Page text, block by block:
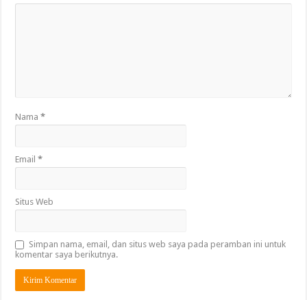
Nama*
Email*
Situs Web
Simpan nama, email, dan situs web saya pada peramban ini untuk
komentar saya berikutnya.